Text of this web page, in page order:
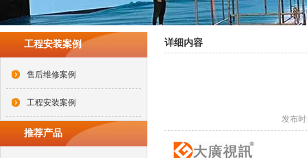
工程安装案例
售后维修案例
工程安装案例
推荐产品
详细内容
发布